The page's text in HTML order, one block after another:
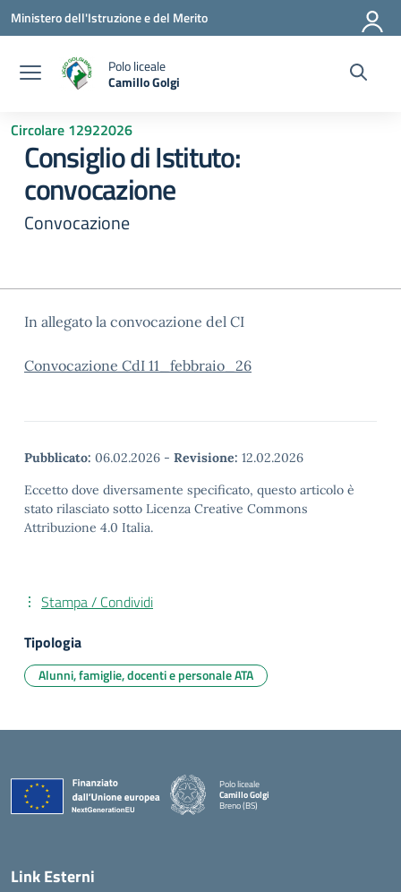
Vai ai contenuti
Vai al menu di navigazione
Vai al footer
Ministero dell'Istruzione e del Merito
Polo liceale
Camillo Golgi
— Visita la pagina iniziale della scuola
Circolare 12922026
Consiglio di Istituto:
convocazione
Convocazione
In allegato la convocazione del CI
Convocazione CdI 11_febbraio_26
Pubblicato: 06.02.2026 - Revisione: 12.02.2026
Eccetto dove diversamente specificato, questo articolo è
stato rilasciato sotto Licenza Creative Commons
Attribuzione 4.0 Italia.
Stampa / Condividi
Tipologia
Alunni, famiglie, docenti e personale ATA
Polo liceale
Camillo Golgi
Breno (BS)
Link Esterni